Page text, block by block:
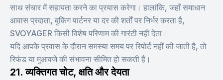
साथ संचार में सहायता करने का प्रयास करेगा। हालांकि, जहाँ समाधान
आवास प्रदाता, बुकिंग पार्टनर या दर की शर्तों पर निर्भर करता है,
SVOYAGER किसी विशेष परिणाम की गारंटी नहीं देता।
यदि आपके प्रवास के दौरान समस्या समय पर रिपोर्ट नहीं की जाती है, तो
रिफंड या मुआवजे की संभावना सीमित हो सकती है।
21. व्यक्तिगत चोट, क्षति और देयता